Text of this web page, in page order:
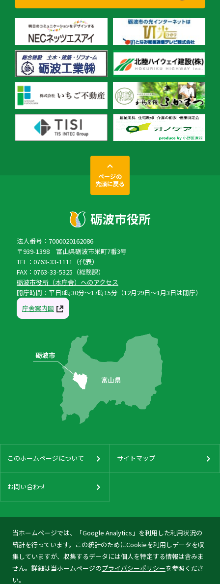
当ホームページでは、「Google Analytics」を利用した利用状況の
統計を行っています。この統計のためにCookieを利用しデータを収
集していますが、収集するデータには個人を特定する情報は含みま
せん。詳細は当ホームページのプライバシーポリシーを参照くださ
い。
ページの
先頭に戻る
法人番号：7000020162086
〒939-1398 富山県砺波市栄町7番3号
TEL：0763-33-1111（代表）
FAX：0763-33-5325（総務課）
砺波市役所（本庁舎）へのアクセス
開庁時間：平日8時30分〜17時15分（12月29日〜1月3日は閉庁）
庁舎案内図
このホームページについて サイトマップ
お問い合わせ